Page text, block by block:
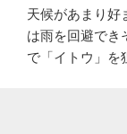
天候があまり好
は雨を回避でき
で「イトウ」を